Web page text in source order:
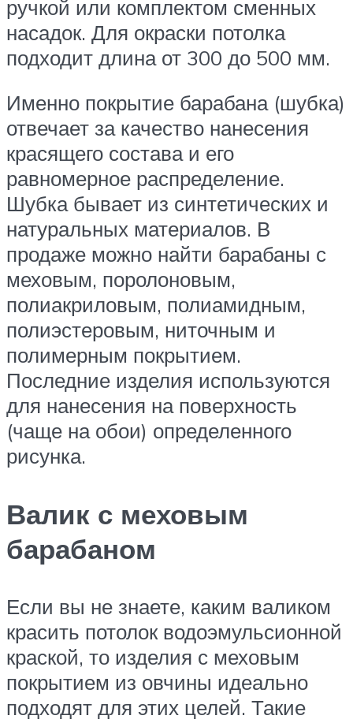
ручкой или комплектом сменных
насадок. Для окраски потолка
подходит длина от 300 до 500 мм.
Именно покрытие барабана (шубка)
отвечает за качество нанесения
красящего состава и его
равномерное распределение.
Шубка бывает из синтетических и
натуральных материалов. В
продаже можно найти барабаны с
меховым, поролоновым,
полиакриловым, полиамидным,
полиэстеровым, ниточным и
полимерным покрытием.
Последние изделия используются
для нанесения на поверхность
(чаще на обои) определенного
рисунка.
Валик с меховым
барабаном
Если вы не знаете, каким валиком
красить потолок водоэмульсионной
краской, то изделия с меховым
покрытием из овчины идеально
подходят для этих целей. Такие